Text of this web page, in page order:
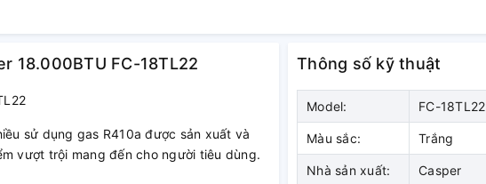
18.000BTU FC-18TL22
sử dụng gas R410a được sản xuất và
vượt trội mang đến cho người tiêu dùng.
Thông số kỹ thuật
Model: FC-18TL22
Màu sắc: Trắng
Nhà sản xuất: Casper